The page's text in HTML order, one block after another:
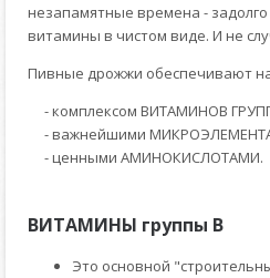
незапамятные времена - задолго
витамины в чистом виде. И не
Пивные дрожжи обеспечивают
- комплексом ВИТАМИНОВ
- важнейшими
- ценными АМИНОКИСЛОТАМИ.
ВИТАМИНЫ группы В
Это основной